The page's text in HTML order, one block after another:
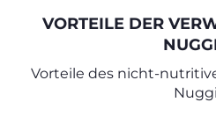
VORTEILE DER
Vorteile des nicht-
Nuggi